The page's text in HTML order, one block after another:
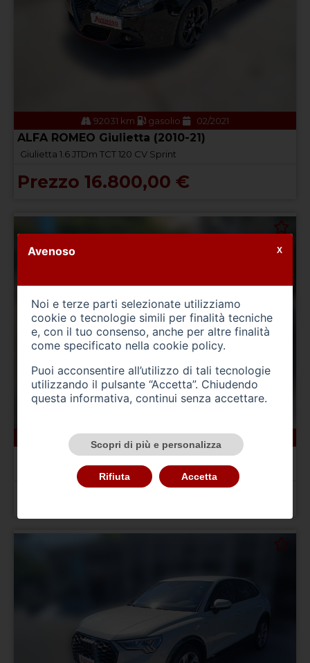
92031 km gasolio 02/2021
ALFA ROMEO Giulietta (2010-21)
Giulietta 1.6 JTDm TCT 120 CV Sprint
Prezzo 16.800,00 €
benzina
AUDI A1 2ª serie
A1 allstreet 30 TFSI Business
Avenoso
Noi e terze parti selezionate utilizziamo
cookie o tecnologie simili per finalità tecniche
e, con il tuo consenso, anche per altre finalità
come specificato nella cookie policy.
Puoi acconsentire all’utilizzo di tali tecnologie
utilizzando il pulsante “Accetta”. Chiudendo
questa informativa, continui senza accettare.
Scopri di più e personalizza
Rifiuta Accetta
X